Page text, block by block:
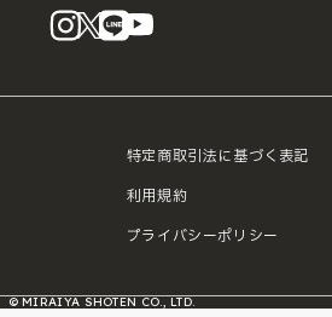
instagram
X LINE
特定商取引法に基づく表記
利用規約
プライバシーポリシー
© MIRAIYA SHOTEN CO., LTD.